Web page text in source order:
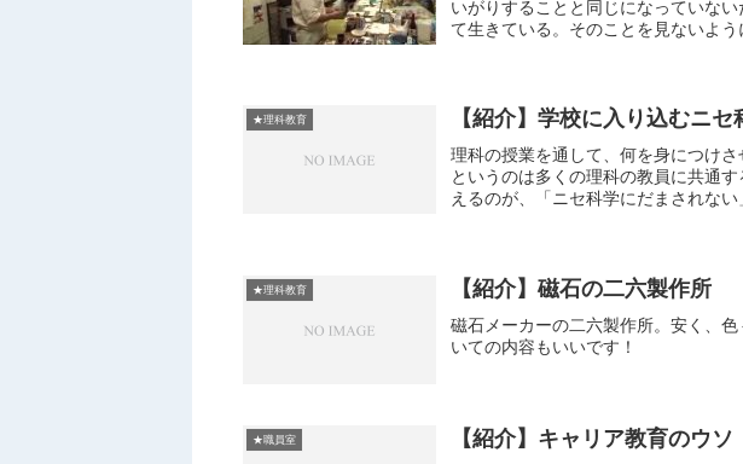
いがりすることと同じになっていな
て生きている。そのことを見ないよ
★理科教育 【紹介】学校に入り込むニ
理科の授業を通して、何を身につけ
というのは多くの理科の教員に共通
えるのが、「ニセ科学にだまされな
★理科教育 【紹介】磁石の二六製作所
磁石メーカーの二六製作所。安く、
いての内容もいいです！
★職員室 【紹介】キャリア教育のウ